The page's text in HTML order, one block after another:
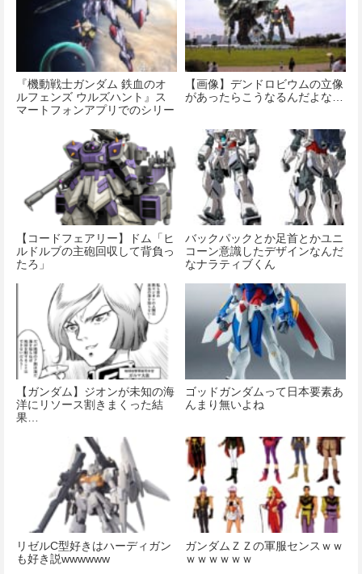
『機動戦士ガンダム 鉄血のオ
ルフェンズ ウルズハント』ス
マートフォンアプリでのシリー
【画像】デンドロビウムの立像
があったらこうなるんだよな…
【コードフェアリー】ドム「ヒ
ルドルブの主砲回収して背負っ
たろ」
バックパックとか足首とかユニ
コーン意識したデザインなんだ
なナラティブくん
【ガンダム】ジオンが未知の海
洋にリソース割きまくった結
果…
ゴッドガンダムって日本要素あ
んまり無いよね
リゼルC型好きはハーディガン
も好き説wwwwww
ガンダムＺＺの軍服センスｗｗ
ｗｗｗｗｗｗ